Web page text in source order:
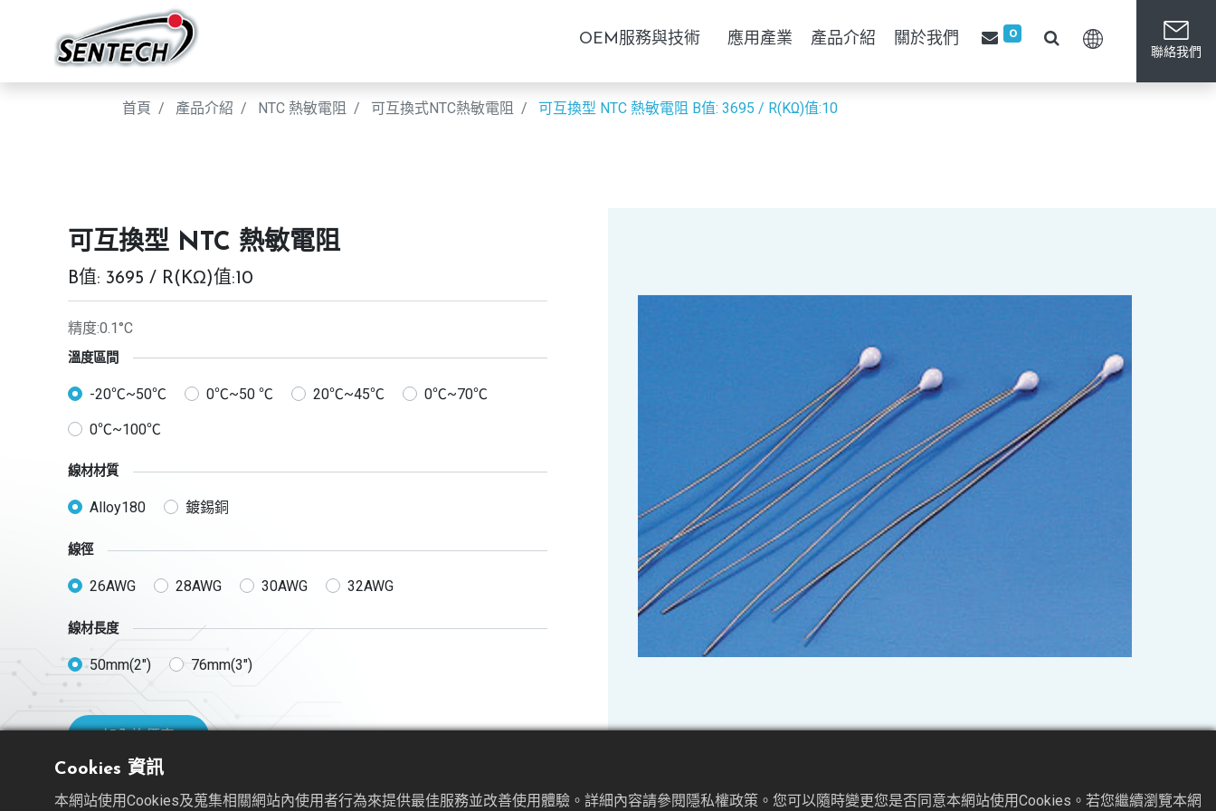
OEM服務與技術 應用產業 產品介紹 關於我們 0
聯絡我們
首頁 產品介紹 NTC 熱敏電阻 可互換式NTC熱敏電阻 可互換型 NTC 熱敏電阻 B值: 3695 / R(KΩ)值:10
可互換型 NTC 熱敏電阻
B值: 3695 / R(KΩ)值:10
精度:0.1°C
溫度區間
-20℃~50℃ 0℃~50 ℃ 20℃~45℃ 0℃~70℃
0℃~100℃
線材材質
Alloy180 鍍錫銅
線徑
26AWG 28AWG 30AWG 32AWG
線材長度
50mm(2") 76mm(3")
加入詢價車
Cookies 資訊
本網站使用Cookies及蒐集相關網站內使用者行為來提供最佳服務並改善使用體驗。詳細內容請參閱隱私權政策。您可以隨時變更您是否同意本網站使用Cookies。若您繼續瀏覽本網